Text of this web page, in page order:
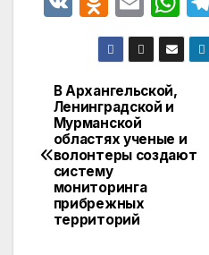
d
n
o
kl
a
s
s
ni
m
ail
h
at
p
Навигация
по
записям
В Архангельской,
Ленинградской и
Мурманской
областях ученые и
волонтеры создают
систему
мониторинга
прибрежных
территорий